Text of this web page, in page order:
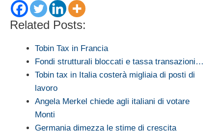
Related Posts:
Tobin Tax in Francia
Fondi strutturali bloccati e tassa transazioni…
Tobin tax in Italia costerà migliaia di posti di
lavoro
Angela Merkel chiede agli italiani di votare
Monti
Germania dimezza le stime di crescita